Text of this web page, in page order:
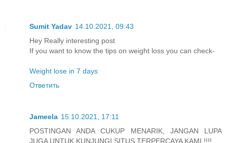
Sumit Yadav 14.10.2021, 09:43
Hey Really interesting post
If you want to know the tips on weight loss you can check-
Weight lose in 7 days
Ответить
Jameela 15.10.2021, 17:11
POSTINGAN ANDA CUKUP MENARIK, JANGAN LUPA
JUGA UNTUK KUNJUNGI SITUS TERPERCAYA KAMI !!!!